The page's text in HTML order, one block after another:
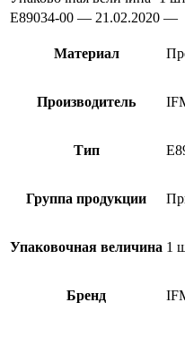
E89034-00 — 21.02.2020 —
Материал
Производитель
Тип
Группа продукции
Упаковочная величина 1
Бренд